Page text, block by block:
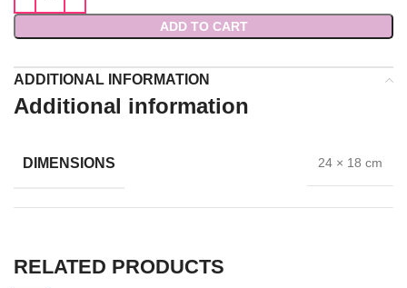
ADD TO CART
ADDITIONAL INFORMATION
Additional information
DIMENSIONS 24 × 18 cm
RELATED PRODUCTS